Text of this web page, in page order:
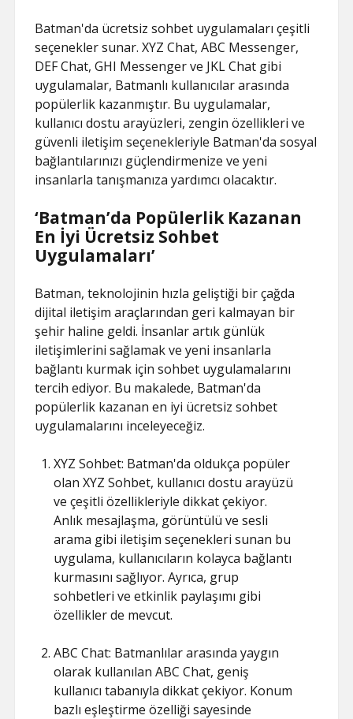
Batman'da ücretsiz sohbet uygulamaları çeşitli
seçenekler sunar. XYZ Chat, ABC Messenger,
DEF Chat, GHI Messenger ve JKL Chat gibi
uygulamalar, Batmanlı kullanıcılar arasında
popülerlik kazanmıştır. Bu uygulamalar,
kullanıcı dostu arayüzleri, zengin özellikleri ve
güvenli iletişim seçenekleriyle Batman'da sosyal
bağlantılarınızı güçlendirmenize ve yeni
insanlarla tanışmanıza yardımcı olacaktır.
‘Batman’da Popülerlik Kazanan
En İyi Ücretsiz Sohbet
Uygulamaları’
Batman, teknolojinin hızla geliştiği bir çağda
dijital iletişim araçlarından geri kalmayan bir
şehir haline geldi. İnsanlar artık günlük
iletişimlerini sağlamak ve yeni insanlarla
bağlantı kurmak için sohbet uygulamalarını
tercih ediyor. Bu makalede, Batman'da
popülerlik kazanan en iyi ücretsiz sohbet
uygulamalarını inceleyeceğiz.
XYZ Sohbet: Batman'da oldukça popüler
olan XYZ Sohbet, kullanıcı dostu arayüzü
ve çeşitli özellikleriyle dikkat çekiyor.
Anlık mesajlaşma, görüntülü ve sesli
arama gibi iletişim seçenekleri sunan bu
uygulama, kullanıcıların kolayca bağlantı
kurmasını sağlıyor. Ayrıca, grup
sohbetleri ve etkinlik paylaşımı gibi
özellikler de mevcut.
ABC Chat: Batmanlılar arasında yaygın
olarak kullanılan ABC Chat, geniş
kullanıcı tabanıyla dikkat çekiyor. Konum
bazlı eşleştirme özelliği sayesinde